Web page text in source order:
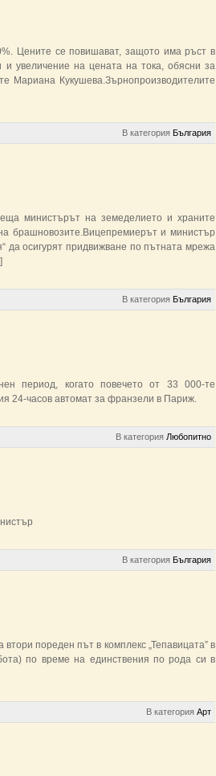
Цените се повишават, защото има ръст в
и увеличение на цената на тока, обясни за
Мариана Кукушева.Зърнопроизводителите
В категория България
министърът на земеделието и храните
брашновозите.Вицепремиерът и министър
да осигурят придвижване по пътната мрежа
В категория България
период, когато повечето от 33 000-те
24-часов автомат за франзели в Париж.
В категория Любопитно
В категория България
пореден път в комплекс „Тепавицата” в
по време на единствения по рода си в
В категория Арт